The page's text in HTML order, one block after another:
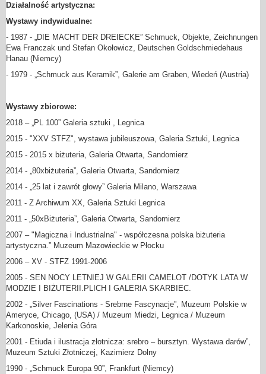
Działalność artystyczna:
Wystawy indywidualne:
- 1987 - „DIE MACHT DER DREIECKE” Schmuck, Objekte, Zeichnungen
Ewa Franczak und Stefan Okołowicz, Deutschen Goldschmiedehaus
Hanau (Niemcy)
- 1979 - „Schmuck aus Keramik”, Galerie am Graben, Wiedeń (Austria)
Wystawy zbiorowe:
2018 – „PL 100” Galeria sztuki , Legnica
2015 - "XXV STFZ", wystawa jubileuszowa, Galeria Sztuki, Legnica
2015 - 2015 x biżuteria, Galeria Otwarta, Sandomierz
2014 - „80xbiżuteria”, Galeria Otwarta, Sandomierz
2014 - „25 lat i zawrót głowy” Galeria Milano, Warszawa
2011 - Z Archiwum XX, Galeria Sztuki Legnica
2011 - „50xBiżuteria”, Galeria Otwarta, Sandomierz
2007 – "Magiczna i Industrialna" - współczesna polska biżuteria
artystyczna.” Muzeum Mazowieckie w Płocku
2006 – XV - STFZ 1991-2006
2005 - SEN NOCY LETNIEJ W GALERII CAMELOT /DOTYK LATA W
MODZIE I BIŻUTERII.PLICH I GALERIA SKARBIEC.
2002 - „Silver Fascinations - Srebrne Fascynacje”, Muzeum Polskie w
Ameryce, Chicago, (USA) / Muzeum Miedzi, Legnica / Muzeum
Karkonoskie, Jelenia Góra
2001 - Etiuda i ilustracja złotnicza: srebro – bursztyn. Wystawa darów”,
Muzeum Sztuki Złotniczej, Kazimierz Dolny
1990 - „Schmuck Europa 90”, Frankfurt (Niemcy)